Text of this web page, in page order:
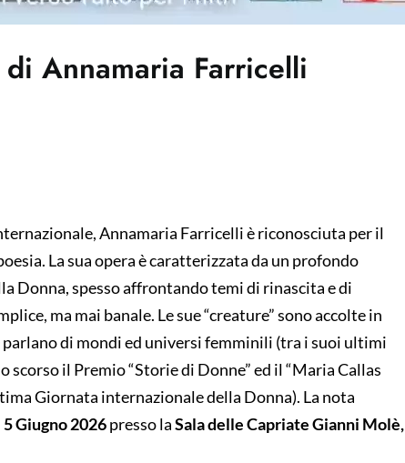
di Annamaria Farricelli
Annamaria Farricelli è riconosciuta per il
La sua opera è caratterizzata da un profondo
Donna, spesso affrontando temi di rinascita e di
ma mai banale. Le sue “creature” sono accolte in
di mondi ed universi femminili (tra i suoi ultimi
il Premio “Storie di Donne” ed il “Maria Callas
Giornata internazionale della Donna). La nota
5 Giugno 2026presso laSala delle CapriateGianni Molè,